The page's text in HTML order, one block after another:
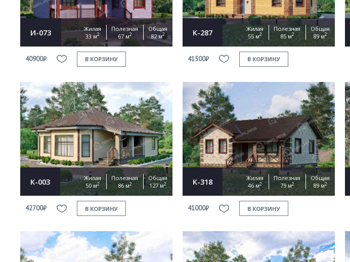
И-073
Жилая
33 м2
Полезная
67 м2
Общая
82 м2
40900₽ В КОРЗИНУ
К-287
Жилая
55 м2
Полезная
85 м2
Общая
89 м2
41500₽ В КОРЗИНУ
К-003
Жилая
50 м2
Полезная
86 м2
Общая
127 м2
42700₽ В КОРЗИНУ
К-318
Жилая
46 м2
Полезная
79 м2
Общая
89 м2
41000₽ В КОРЗИНУ